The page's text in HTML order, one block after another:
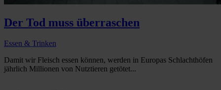
Der Tod muss überraschen
Essen & Trinken
Damit wir Fleisch essen können, werden in Europas Schlachthöfen
jährlich Millionen von Nutztieren getötet...